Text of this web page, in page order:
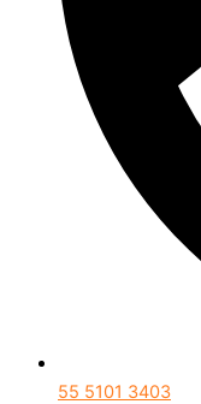
55 5101 3403